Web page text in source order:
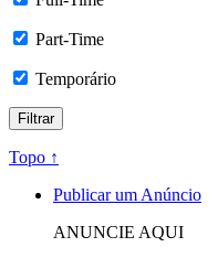
Part-Time
Temporário
Topo ↑
Publicar um Anúncio
ANUNCIE AQUI